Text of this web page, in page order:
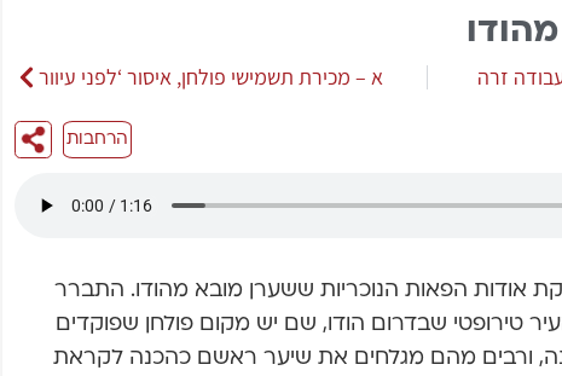
זרה א – מכירת תשמישי פולחן, איסור ‘לפני עיוור
הרחבות
אודות הפאות הנוכריות ששערן מובא מהודו. התברר
טירופטי שבדרום הודו, שם יש מקום פולחן שפוקדים
ורבים מהם מגלחים את שיער ראשם כהכנה לקראת